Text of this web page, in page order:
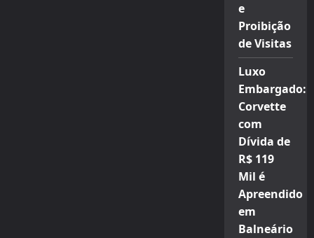
e
Proibição
de Visitas
Luxo
Embargado:
Corvette
com
Dívida de
R$ 119
Mil é
Apreendido
em
Balneário